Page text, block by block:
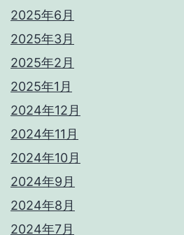
2025年6月
2025年3月
2025年2月
2025年1月
2024年12月
2024年11月
2024年10月
2024年9月
2024年8月
2024年7月